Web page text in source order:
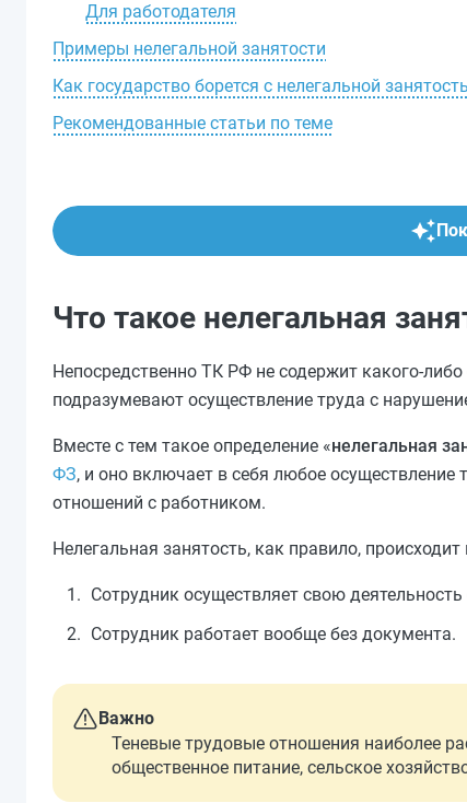
Для работодателя
Примеры нелегальной занятости
Как государство борется с нелегальной
Рекомендованные статьи по теме
Что такое нелегальная
Непосредственно ТК РФ не содержит какого-
подразумевают осуществление труда с
Вместе с тем такое определение «нелегальная
ФЗ, и оно включает в себя любое
отношений с работником.
Нелегальная занятость, как правило,
Сотрудник осуществляет свою
Сотрудник работает вообще без документа.
Важно
Теневые трудовые отношения наиболее
общественное питание, сельское